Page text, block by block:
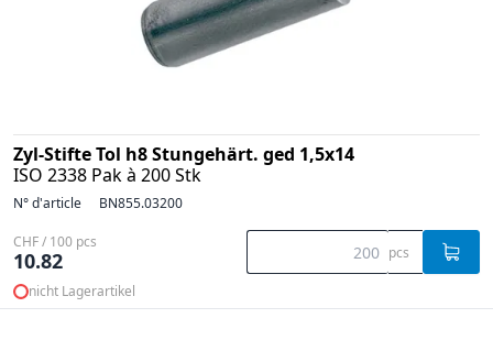
Zyl-Stifte Tol h8 Stungehärt. ged 1,5x14
ISO 2338 Pak à 200 Stk
N° d'article BN855.03200
CHF / 100 pcs
10.82 pcs
nicht Lagerartikel